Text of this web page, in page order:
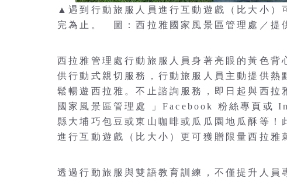
▲遇到行動旅服人員進行互動遊戲（比大小）
完為止。 圖：西拉雅國家風景區管理處／提
西拉雅管理處行動旅服人員身著亮眼的黃色
供行動式親切服務，行動旅服人員主動提供
鬆暢遊西拉雅。不止諮詢服務，即日起與西
國家風景區管理處 」Facebook 粉絲專頁或
縣大埔巧包豆或東山咖啡或瓜瓜園地瓜酥等
進行互動遊戲（比大小）更可獲贈限量西拉雅
透過行動旅服與雙語教育訓練，不僅提升人